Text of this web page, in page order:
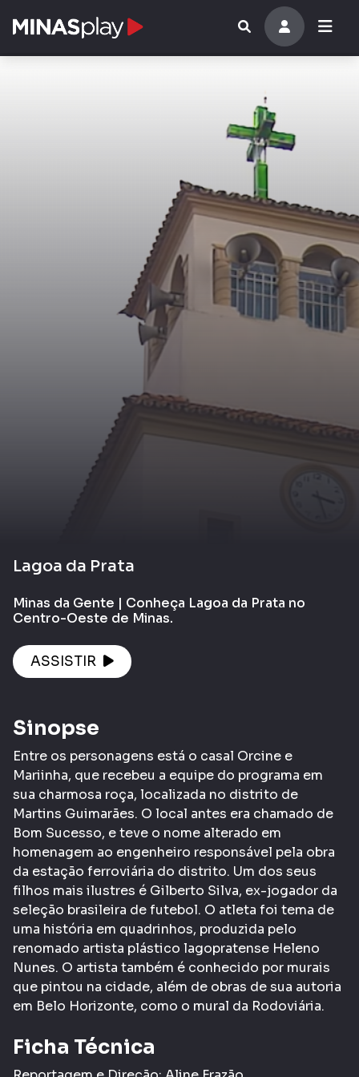
Lagoa da Prata
Minas da Gente | Conheça Lagoa da Prata no
Centro-Oeste de Minas.
ASSISTIR
Sinopse
Entre os personagens está o casal Orcine e
Mariinha, que recebeu a equipe do programa em
sua charmosa roça, localizada no distrito de
Martins Guimarães. O local antes era chamado de
Bom Sucesso, e teve o nome alterado em
homenagem ao engenheiro responsável pela obra
da estação ferroviária do distrito. Um dos seus
filhos mais ilustres é Gilberto Silva, ex-jogador da
seleção brasileira de futebol. O atleta foi tema de
uma história em quadrinhos, produzida pelo
renomado artista plástico lagopratense Heleno
Nunes. O artista também é conhecido por murais
que pintou na cidade, além de obras de sua autoria
em Belo Horizonte, como o mural da Rodoviária.
Ficha Técnica